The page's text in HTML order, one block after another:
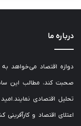
درباره ما
دوازه اقتصاد می‌خواهد
صحبت کند، مطالب این
تحلیل اقتصادی
اعتلای اقتصاد و